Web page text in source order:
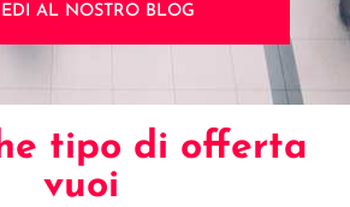
AL NOSTRO BLOG
tipo di offerta
vuoi